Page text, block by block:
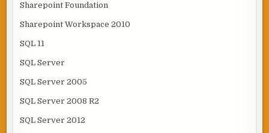
Sharepoint Foundation
Sharepoint Workspace 2010
SQL 11
SQL Server
SQL Server 2005
SQL Server 2008 R2
SQL Server 2012